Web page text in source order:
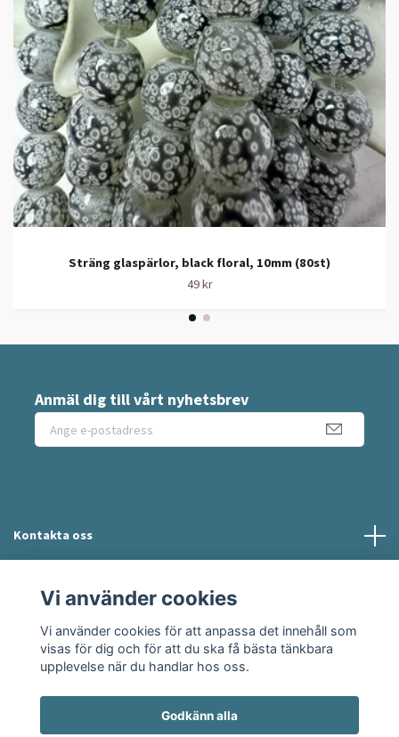
Sträng glaspärlor, black floral, 10mm (80st)
49 kr
Anmäl dig till vårt nyhetsbrev
Kontakta oss
Sociala medier
Vi använder cookies
Vi använder cookies för att anpassa det innehåll som
visas för dig och för att du ska få bästa tänkbara
upplevelse när du handlar hos oss.
Godkänn alla